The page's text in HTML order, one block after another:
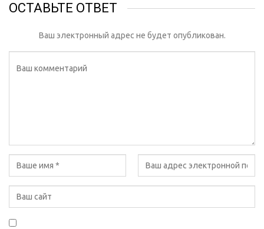
ОСТАВЬТЕ ОТВЕТ
Ваш электронный адрес не будет опубликован.